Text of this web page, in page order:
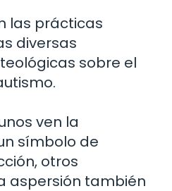
las prácticas
diversas
sobre el
ven la
símbolo de
otros
aspersión también